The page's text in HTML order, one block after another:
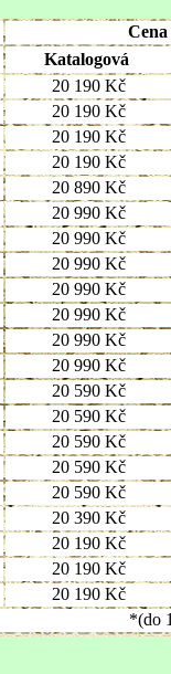
Cena
Katalogová
20 190 Kč
20 190 Kč
20 190 Kč
20 190 Kč
20 890 Kč
20 990 Kč
20 990 Kč
20 990 Kč
20 990 Kč
20 990 Kč
20 990 Kč
20 990 Kč
20 590 Kč
20 590 Kč
20 590 Kč
20 590 Kč
20 590 Kč
20 390 Kč
20 190 Kč
20 190 Kč
20 190 Kč
*(do